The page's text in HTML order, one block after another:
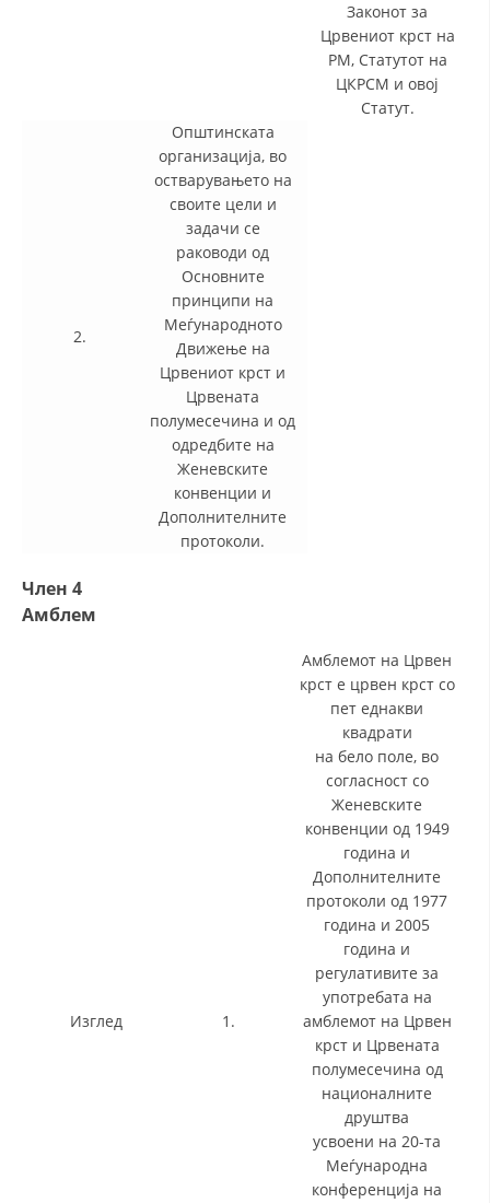
Законот за
Црвениот крст на
РМ, Статутот на
ЦКРСМ и овој
Статут.
2.
Општинската
организација, во
остварувањето на
своите цели и
задачи се
раководи од
Основните
принципи на
Меѓународното
Движење на
Црвениот крст и
Црвената
полумесечина и од
одредбите на
Женевските
конвенции и
Дополнителните
протоколи.
Член 4
Амблем
Изглед 1.
Амблемот на Црвен
крст е црвен крст со
пет еднакви
квадрати
на бело поле, во
согласност со
Женевските
конвенции од 1949
година и
Дополнителните
протоколи од 1977
година и 2005
година и
регулативите за
употребата на
амблемот на Црвен
крст и Црвената
полумесечина од
националните
друштва
усвоени на 20-та
Меѓународна
конференција на